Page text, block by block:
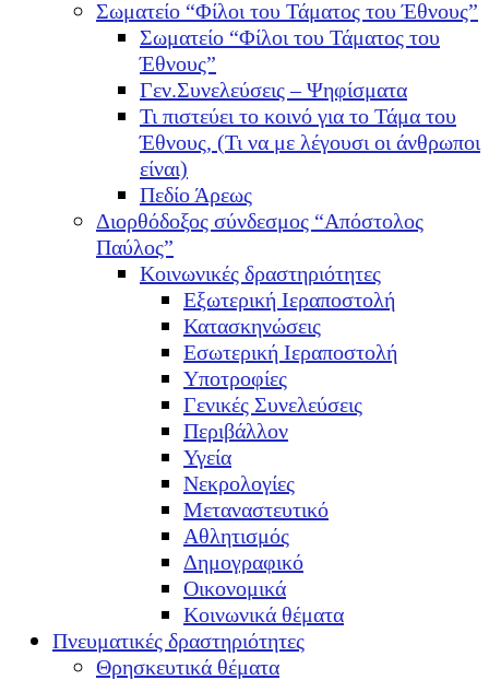
Σωματείο “Φίλοι του Τάματος του Έθνους”
Σωματείο “Φίλοι του Τάματος του
Έθνους”
Γεν.Συνελεύσεις – Ψηφίσματα
Τι πιστεύει το κοινό για το Τάμα του
Έθνους, (Τι να με λέγουσι οι άνθρωποι
είναι)
Πεδίο Άρεως
Διορθόδοξος σύνδεσμος “Απόστολος
Παύλος”
Κοινωνικές δραστηριότητες
Εξωτερική Ιεραποστολή
Κατασκηνώσεις
Εσωτερική Ιεραποστολή
Υποτροφίες
Γενικές Συνελεύσεις
Περιβάλλον
Υγεία
Νεκρολογίες
Μεταναστευτικό
Αθλητισμός
Δημογραφικό
Οικονομικά
Κοινωνικά θέματα
Πνευματικές δραστηριότητες
Θρησκευτικά θέματα